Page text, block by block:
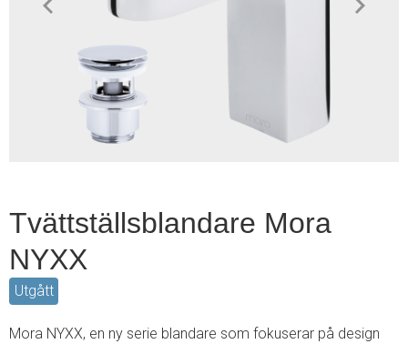
Tvättställsblandare Mora
NYXX
Utgått
Mora NYXX, en ny serie blandare som fokuserar på design